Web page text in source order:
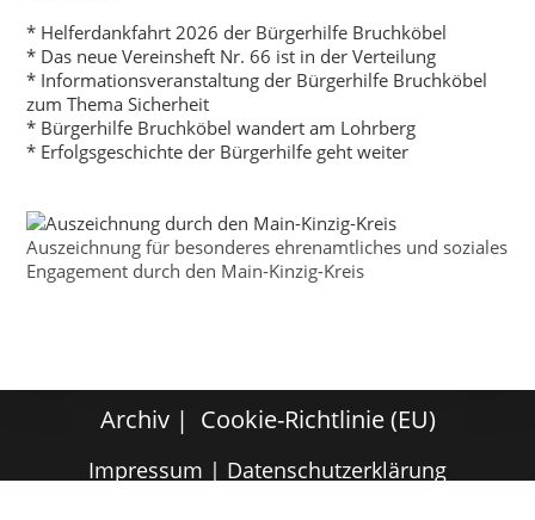
* Helferdankfahrt 2026 der Bürgerhilfe Bruchköbel
* Das neue Vereinsheft Nr. 66 ist in der Verteilung
* Informationsveranstaltung der Bürgerhilfe Bruchköbel
zum Thema Sicherheit
* Bürgerhilfe Bruchköbel wandert am Lohrberg
* Erfolgsgeschichte der Bürgerhilfe geht weiter
Auszeichnung für besonderes ehrenamtliches und soziales
Engagement durch den Main-Kinzig-Kreis
Archiv Cookie-Richtlinie (EU)
Impressum | Datenschutzerklärung